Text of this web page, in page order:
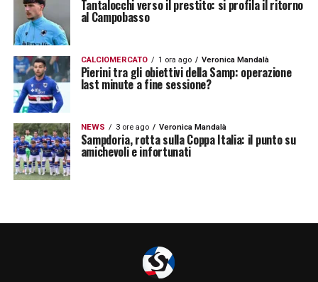
Tantalocchi verso il prestito: si profila il ritorno
al Campobasso
CALCIOMERCATO 1 ora ago Veronica Mandalà
Pierini tra gli obiettivi della Samp: operazione
last minute a fine sessione?
NEWS 3 ore ago Veronica Mandalà
Sampdoria, rotta sulla Coppa Italia: il punto su
amichevoli e infortunati